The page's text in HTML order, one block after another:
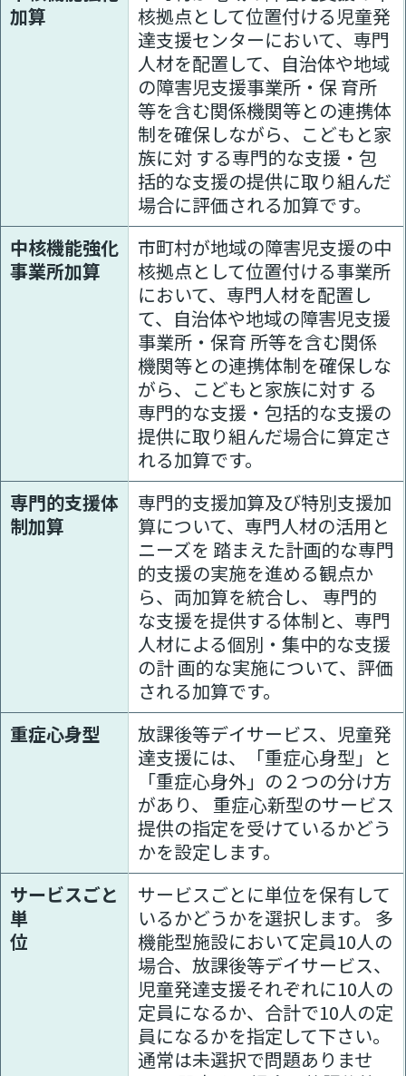
加算
核拠点として位置付ける児童発
達支援センターにおいて、専門
人材を配置して、自治体や地域
の障害児支援事業所・保 育所
等を含む関係機関等との連携体
制を確保しながら、こどもと家
族に対 する専門的な支援・包
括的な支援の提供に取り組んだ
場合に評価される加算です。
中核機能強化
事業所加算
市町村が地域の障害児支援の中
核拠点として位置付ける事業所
において、専門人材を配置し
て、自治体や地域の障害児支援
事業所・保育 所等を含む関係
機関等との連携体制を確保しな
がら、こどもと家族に対す る
専門的な支援・包括的な支援の
提供に取り組んだ場合に算定さ
れる加算です。
専門的支援体
制加算
専門的支援加算及び特別支援加
算について、専門人材の活用と
ニーズを 踏まえた計画的な専門
的支援の実施を進める観点か
ら、両加算を統合し、 専門的
な支援を提供する体制と、専門
人材による個別・集中的な支援
の計 画的な実施について、評価
される加算です。
重症心身型
放課後等デイサービス、児童発
達支援には、「重症心身型」と
「重症心身外」の２つの分け方
があり、 重症心新型のサービス
提供の指定を受けているかどう
かを設定します。
サービスごと
単
位
サービスごとに単位を保有して
いるかどうかを選択します。 多
機能型施設において定員10人の
場合、放課後等デイサービス、
児童発達支援それぞれに10人の
定員になるか、合計で10人の定
員になるかを指定して下さい。
通常は未選択で問題ありませ